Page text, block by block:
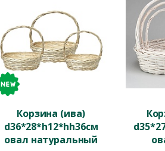
Корзина (ива)
d36*28*h12*hh36см
овал натуральный